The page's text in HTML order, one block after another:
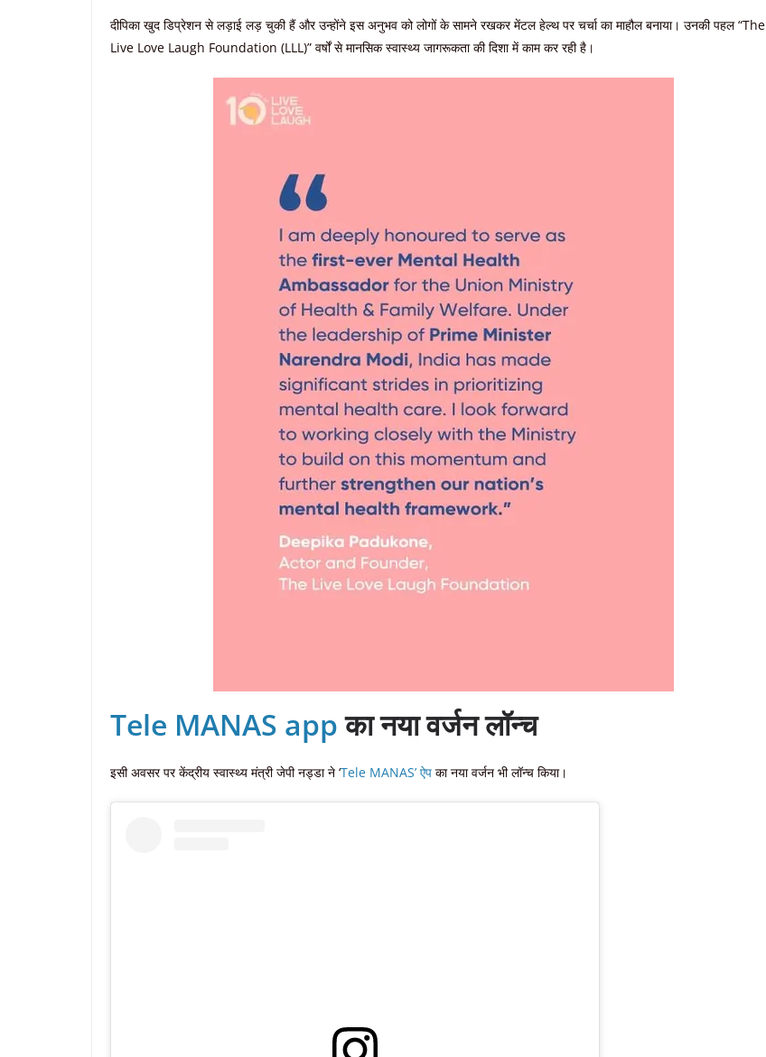
दीपिका खुद डिप्रेशन से लड़ाई लड़ चुकी हैं और उन्होंने इस अनुभव को लोगों के सामने रखकर मेंटल हेल्थ पर चर्चा का माहौल बनाया। उनकी पहल “The
Live Love Laugh Foundation (LLL)” वर्षों से मानसिक स्वास्थ्य जागरूकता की दिशा में काम कर रही है।
Tele MANAS appका नया वर्जन लॉन्च
इसी अवसर पर केंद्रीय स्वास्थ्य मंत्री जेपी नड्डा ने ‘Tele MANAS’ ऐप का नया वर्जन भी लॉन्च किया।